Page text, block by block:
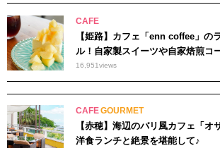
CAFE
【姫路】カフェ「enn coffee」の
ル！自家製スイーツや自家焙煎コ
16,951views
CAFEGOURMET
【赤穂】海辺のバリ風カフェ「オ
洋食ランチと絶景を堪能して♪